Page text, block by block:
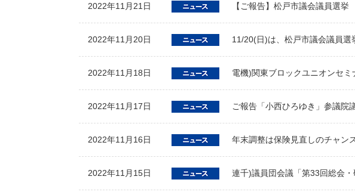
2022年11月21日 【ご報告】松戸市議会議員選
2022年11月20日 11/20(日)は、松戸市議会議員選
2022年11月18日 電機)関東ブロックユニオンセミ
2022年11月17日 ご報告「小西ひろゆき」参議院
2022年11月16日 年末調整は保険見直しのチャン
2022年11月15日 連千)議員団会議「第33回総会・